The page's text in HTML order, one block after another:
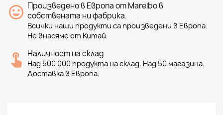
Произведено в Европа от Marelbo в
собствената ни фабрика.
Всички наши продукти са произведени в Европа.
Не внасяме от Китай.
Наличност на склад
Над 500 000 продукта на склад. Над 50 магазина.
Доставка в Европа.